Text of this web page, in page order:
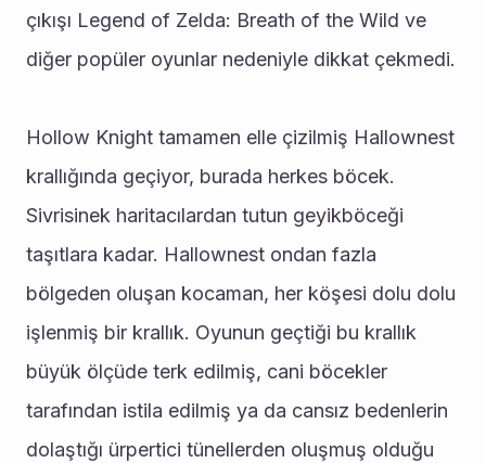
çıkışı Legend of Zelda: Breath of the Wild ve
diğer popüler oyunlar nedeniyle dikkat çekmedi.
Hollow Knight tamamen elle çizilmiş Hallownest
krallığında geçiyor, burada herkes böcek.
Sivrisinek haritacılardan tutun geyikböceği
taşıtlara kadar. Hallownest ondan fazla
bölgeden oluşan kocaman, her köşesi dolu dolu
işlenmiş bir krallık. Oyunun geçtiği bu krallık
büyük ölçüde terk edilmiş, cani böcekler
tarafından istila edilmiş ya da cansız bedenlerin
dolaştığı ürpertici tünellerden oluşmuş olduğu